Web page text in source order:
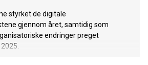
styrket de digitale
gjennom året, samtidig som
endringer preget